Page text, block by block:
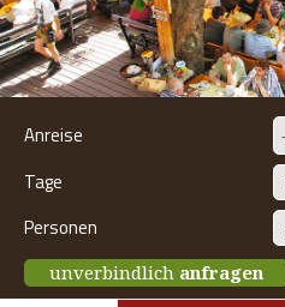
Anreise
Tage
Personen
unverbindlich anfragen